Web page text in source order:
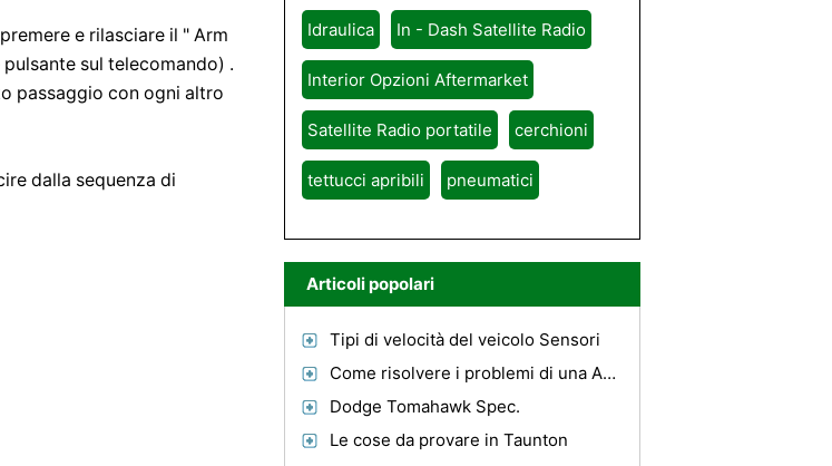
e rilasciare il " Arm
sul telecomando) .
passaggio con ogni altro
dalla sequenza di
Idraulica In - Dash Satellite Radio
Interior Opzioni Aftermarket
Satellite Radio portatile cerchioni
tettucci apribili pneumatici
Articoli popolari
Tipi di velocità del veicolo Sensori
Come risolvere i problemi di una Acura TL Audio System 99
Dodge Tomahawk Spec.
Le cose da provare in Taunton